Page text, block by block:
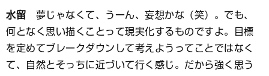
水留 夢じゃなくて、うーん、妄想かな（笑）。でも、
何となく思い描くことって現実化するものですよ。目標
を定めてブレークダウンして考えようってことではなく
て、自然とそっちに近づいて行く感じ。だから強く思う